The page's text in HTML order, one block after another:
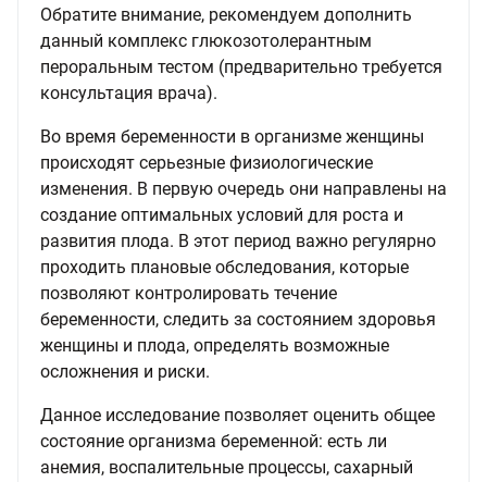
Обратите внимание, рекомендуем дополнить
данный комплекс глюкозотолерантным
пероральным тестом (предварительно требуется
консультация врача).
Во время беременности в организме женщины
происходят серьезные физиологические
изменения. В первую очередь они направлены на
создание оптимальных условий для роста и
развития плода. В этот период важно регулярно
проходить плановые обследования, которые
позволяют контролировать течение
беременности, следить за состоянием здоровья
женщины и плода, определять возможные
осложнения и риски.
Данное исследование позволяет оценить общее
состояние организма беременной: есть ли
анемия, воспалительные процессы, сахарный